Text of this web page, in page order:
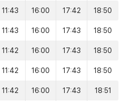
11:43 16:00 17:42 18:50
11:43 16:00 17:43 18:50
11:42 16:00 17:43 18:50
11:42 16:00 17:43 18:50
11:42 16:00 17:43 18:51